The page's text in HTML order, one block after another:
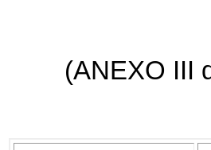
(ANEXO III